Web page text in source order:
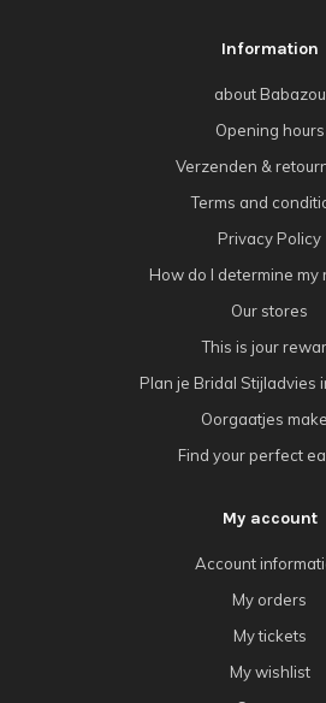
Information
about Babazou
Opening hours
Verzenden &
Terms and
Privacy Policy
How do I determine my
Our stores
This is jour
Plan je Bridal Stijladvies
Oorgaatjes
Find your perfect
My account
Account
My orders
My tickets
My wishlist